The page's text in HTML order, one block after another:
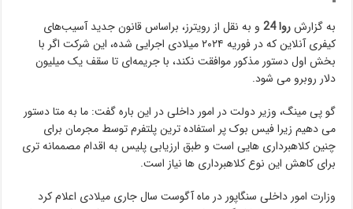
به گزارشروا 24
و به نقل از رویترز، براساس قانون جدید آسیب‌های
کیفری آنلاین که در فوریه ۲۰۲۴ میلادی اجرایی شده، این شرکت اگر با
بخش اول دستور مذکور موافقت نکند، با جریمه‌ای تا سقف یک میلیون
دلار روبرو می شود.
گو پی مینگ، وزیر دولت در امور داخلی در این باره گفت: ما به متا دستور
می دهیم زیرا فیس بوک پر استفاده ترین پلتفرم توسط مجرمان برای
چنین کلاهبرداری هایی است و طبق ارزیابی پلیس به اقدام مصممانه تری
برای کاهش این نوع کلاهبرداری ها نیاز است.
وزارت امور داخلی سنگاپور در ماه آگوست سال جاری میلادی اعلام کرد